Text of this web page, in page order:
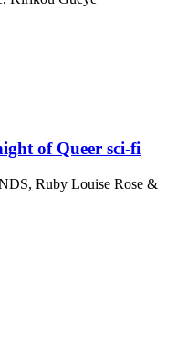
of Queer sci-fi
Ruby Louise Rose &